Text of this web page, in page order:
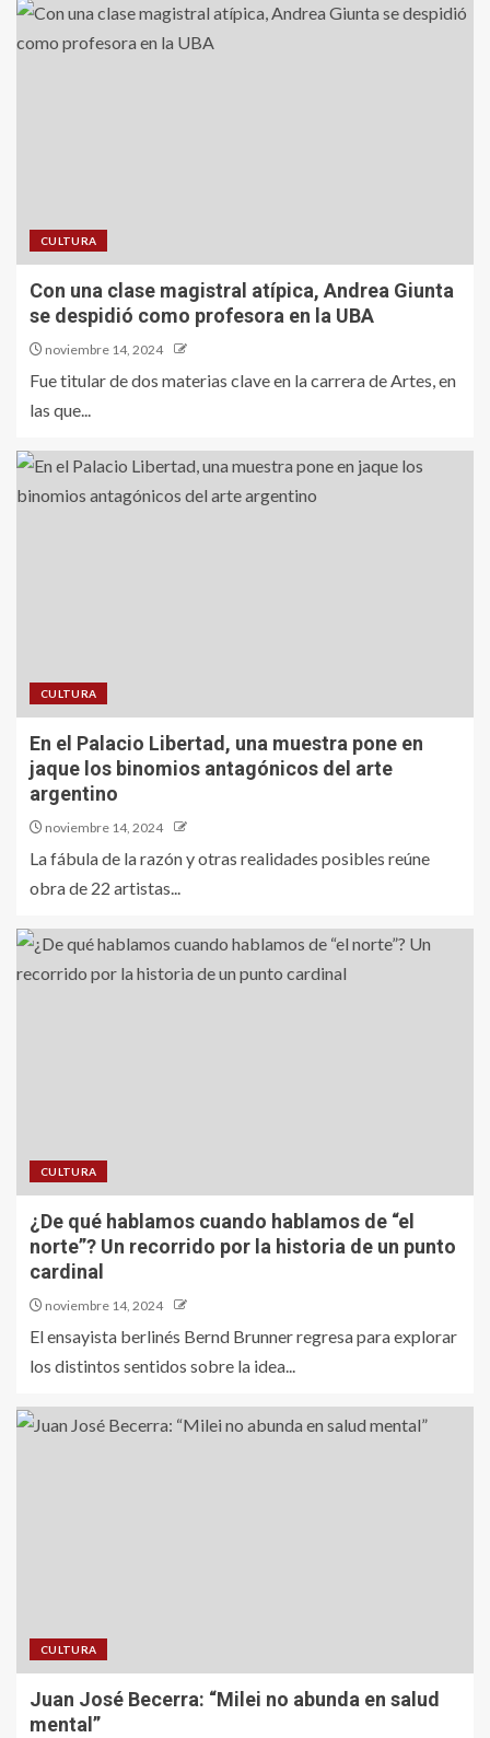
CULTURA
Con una clase magistral atípica, Andrea Giunta
se despidió como profesora en la UBA
noviembre 14, 2024
Fue titular de dos materias clave en la carrera de Artes, en
las que...
CULTURA
En el Palacio Libertad, una muestra pone en
jaque los binomios antagónicos del arte
argentino
noviembre 14, 2024
La fábula de la razón y otras realidades posibles reúne
obra de 22 artistas...
CULTURA
¿De qué hablamos cuando hablamos de “el
norte”? Un recorrido por la historia de un punto
cardinal
noviembre 14, 2024
El ensayista berlinés Bernd Brunner regresa para explorar
los distintos sentidos sobre la idea...
CULTURA
Juan José Becerra: “Milei no abunda en salud
mental”